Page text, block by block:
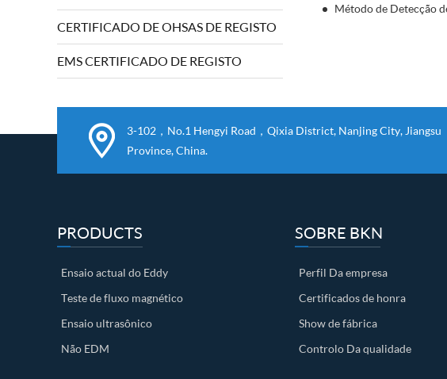
EDDY CURRENTE DE EQUIPAÇÃO DE
EQUIPAMENTO DA MACHINERY E DA
DIRECTIVA LOW VOLTAGE BKN FOI
observada e concluída com êxito a
às máquinas e 2...
CERTIFICADO DE OHSAS DE REGISTO
EMS CERTIFICADO DE REGISTO
Método de Detecção
3-102，No.1 Hengyi Road，Qixia District, Nanjing City, Jiangsu
Province, China.
PRODUCTS
Ensaio actual do Eddy
Teste de fluxo magnético
Ensaio ultrasônico
Não EDM
SOBRE BKN
Perfil Da empresa
Certificados de honra
Show de fábrica
Controlo Da qualidade